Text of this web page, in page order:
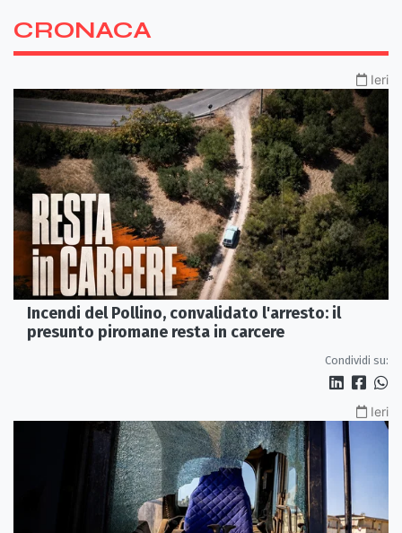
CRONACA
Ieri
Incendi del Pollino, convalidato l'arresto: il
presunto piromane resta in carcere
Condividi su:
Ieri